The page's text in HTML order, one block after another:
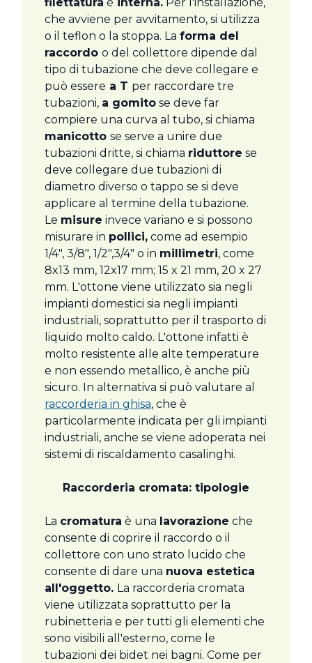
che avviene per avvitamento, si utilizza
o il teflon o la stoppa. La forma del
raccordo o del collettore dipende dal
tipo di tubazione che deve collegare e
può essere a T per raccordare tre
tubazioni, a gomito se deve far
compiere una curva al tubo, si chiama
manicotto se serve a unire due
tubazioni dritte, si chiama riduttore se
deve collegare due tubazioni di
diametro diverso o tappo se si deve
applicare al termine della tubazione.
Le misure invece variano e si possono
misurare in pollici, come ad esempio
1/4", 3/8", 1/2",3/4" o in millimetri, come
8x13 mm, 12x17 mm; 15 x 21 mm, 20 x 27
mm. L'ottone viene utilizzato sia negli
impianti domestici sia negli impianti
industriali, soprattutto per il trasporto di
liquido molto caldo. L'ottone infatti è
molto resistente alle alte temperature
e non essendo metallico, è anche più
sicuro. In alternativa si può valutare al
raccorderia in ghisa, che è
particolarmente indicata per gli impianti
industriali, anche se viene adoperata nei
sistemi di riscaldamento casalinghi.
Raccorderia cromata: tipologie
La cromatura è una lavorazione che
consente di coprire il raccordo o il
collettore con uno strato lucido che
consente di dare una nuova estetica
all'oggetto. La raccorderia cromata
viene utilizzata soprattutto per la
rubinetteria e per tutti gli elementi che
sono visibili all'esterno, come le
tubazioni dei bidet nei bagni. Come per